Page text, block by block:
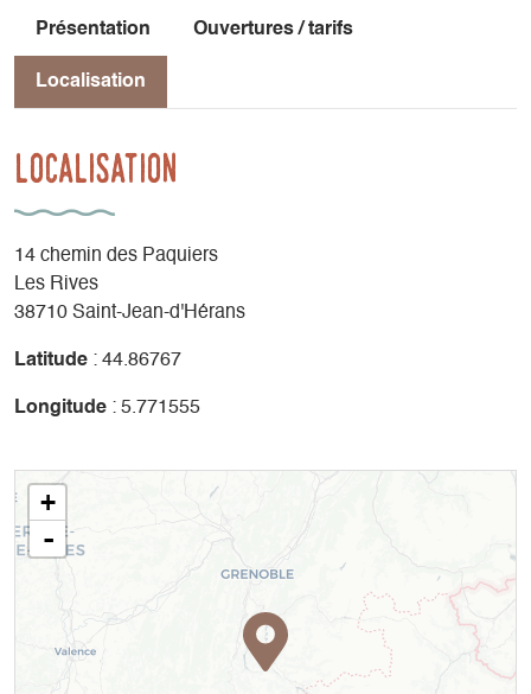
Présentation Ouvertures / tarifs
Localisation
Localisation
14 chemin des Paquiers
Les Rives
38710 Saint-Jean-d'Hérans
Latitude : 44.86767
Longitude : 5.771555
+
-